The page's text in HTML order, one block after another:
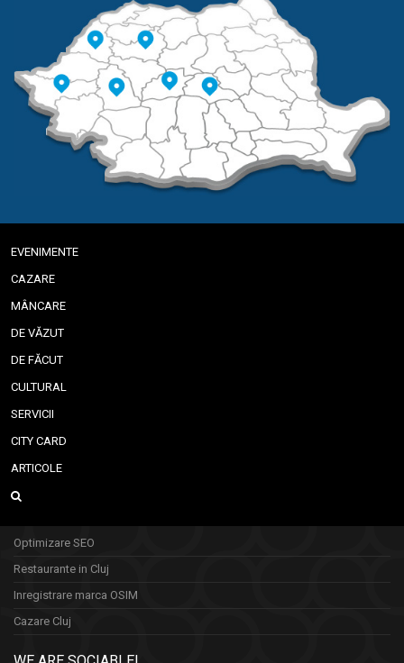
EVENIMENTE
CAZARE
MÂNCARE
DE VĂZUT
DE FĂCUT
CULTURAL
SERVICII
CITY CARD
ARTICOLE
Optimizare SEO
Restaurante in Cluj
Inregistrare marca OSIM
Cazare Cluj